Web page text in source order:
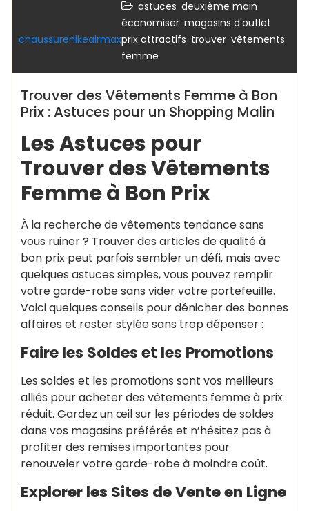
chaussurenikeairmax
astuces deuxième main
économiser magasins d'outlet
prix attractifs trouver vêtements
femme
Trouver des Vêtements Femme à Bon
Prix : Astuces pour un Shopping Malin
Les Astuces pour
Trouver des Vêtements
Femme à Bon Prix
À la recherche de vêtements tendance sans
vous ruiner ? Trouver des articles de qualité à
bon prix peut parfois sembler un défi, mais avec
quelques astuces simples, vous pouvez remplir
votre garde-robe sans vider votre portefeuille.
Voici quelques conseils pour dénicher des bonnes
affaires et rester stylée sans trop dépenser :
Faire les Soldes et les Promotions
Les soldes et les promotions sont vos meilleurs
alliés pour acheter des vêtements femme à prix
réduit. Gardez un œil sur les périodes de soldes
dans vos magasins préférés et n’hésitez pas à
profiter des remises importantes pour
renouveler votre garde-robe à moindre coût.
Explorer les Sites de Vente en Ligne